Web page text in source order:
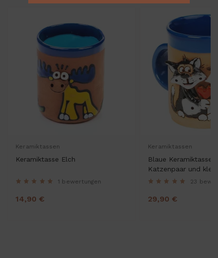
Keramiktassen
Keramiktasse Elch
1 bewertungen
14,90 €
Keramiktassen
Blaue Keramiktasse
Katzenpaar und
23
29,90 €